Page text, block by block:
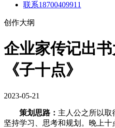
联系18700409911
创作大纲
企业家传记出
《子十点》
2023-05-21
策划思路： 主人公之所以取
坚持学习、思考和规划。晚上